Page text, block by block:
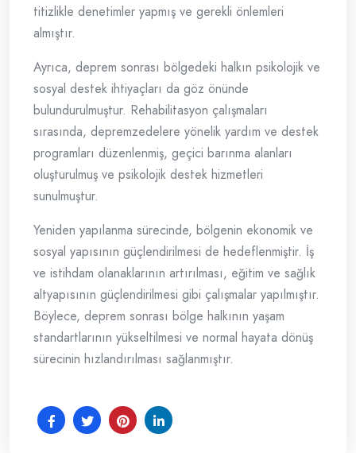
titizlikle denetimler yapmış ve gerekli önlemleri
almıştır.
Ayrıca, deprem sonrası bölgedeki halkın psikolojik ve
sosyal destek ihtiyaçları da göz önünde
bulundurulmuştur. Rehabilitasyon çalışmaları
sırasında, depremzedelere yönelik yardım ve destek
programları düzenlenmiş, geçici barınma alanları
oluşturulmuş ve psikolojik destek hizmetleri
sunulmuştur.
Yeniden yapılanma sürecinde, bölgenin ekonomik ve
sosyal yapısının güçlendirilmesi de hedeflenmiştir. İş
ve istihdam olanaklarının artırılması, eğitim ve sağlık
altyapısının güçlendirilmesi gibi çalışmalar yapılmıştır.
Böylece, deprem sonrası bölge halkının yaşam
standartlarının yükseltilmesi ve normal hayata dönüş
sürecinin hızlandırılması sağlanmıştır.